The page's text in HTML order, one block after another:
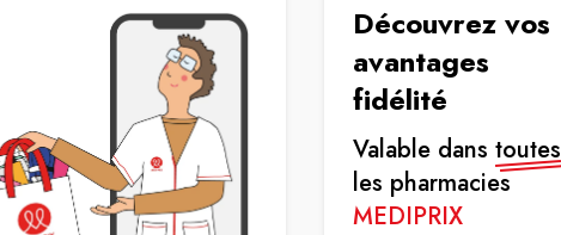
Découvrez vos
avantages
fidélité
Valable dans toutes
les pharmacies
MEDIPRIX